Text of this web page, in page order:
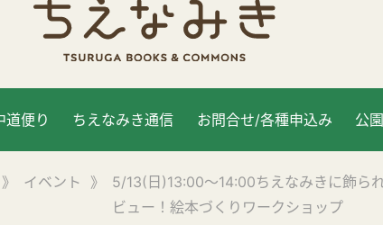
道便り ちえなみき通信 お問合せ/各種申込み 公
》 イベント 》
5/13(日)13:00～14:00ちえなみきに飾ら
ビュー！絵本づくりワークショップ